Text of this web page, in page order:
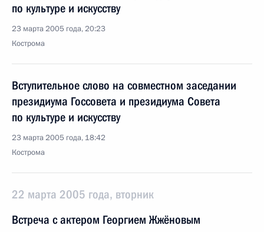
по культуре и искусству
23 марта 2005 года, 20:23
Кострома
Вступительное слово на совместном заседании
президиума Госсовета и президиума Совета
по культуре и искусству
23 марта 2005 года, 18:42
Кострома
22 марта 2005 года, вторник
Встреча с актером Георгием Жжёновым